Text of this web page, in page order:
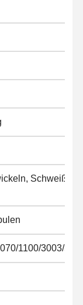
Schweißen,
1100/3003/